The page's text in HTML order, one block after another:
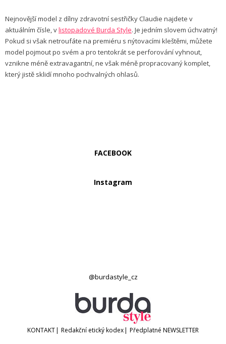
Nejnovější model z dílny zdravotní sestřičky Claudie najdete v
aktuálním čísle, vlistopadové Burda Style. Je jedním slovem úchvatný!
Pokud si však netroufáte na premiéru s nýtovacími kleštěmi, můžete
model pojmout po svém a pro tentokrát se perforování vyhnout,
vznikne méně extravagantní, ne však méně propracovaný komplet,
který jistě sklidí mnoho pochvalných ohlasů.
FACEBOOK
Instagram
@burdastyle_cz
KONTAKT| Redakční etický kodex| Předplatné NEWSLETTER